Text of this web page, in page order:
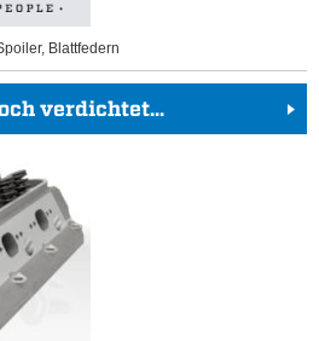
Blattfedern
verdichtet...